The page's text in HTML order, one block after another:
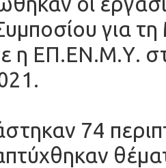
για
η ΕΠ.ΕΝ.Μ.Υ.
74